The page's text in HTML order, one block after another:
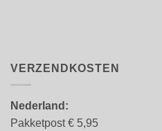
VERZENDKOSTEN
Nederland:
Pakketpost € 5,95